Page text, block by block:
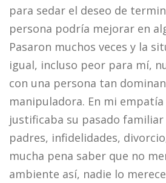
para sedar el deseo de
persona podría mejorar en
Pasaron muchos veces y la
igual, incluso peor para mí,
con una persona tan
manipuladora. En mi
justificaba su pasado familiar
padres, infidelidades,
mucha pena saber que no
ambiente así, nadie lo